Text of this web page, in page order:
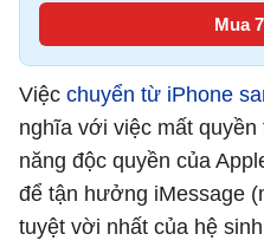
Mua
Việc chuyển từ iPhone
nghĩa với việc mất
năng độc quyền của
để tận hưởng iMessage
tuyệt vời nhất của hệ